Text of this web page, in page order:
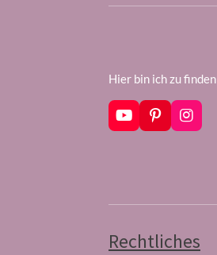
Hier bin ich zu finden
Y
o
e
P
i
e
t
I
n
r
m
Rechtliches